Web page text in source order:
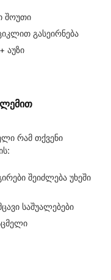
შოუთი
გასეირნება
აუზი
რამ თქვენი
შეიძლება უხეში
საშუალებები